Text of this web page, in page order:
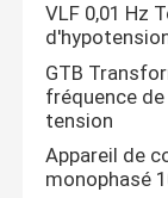
VLF 0,01 Hz
GTB
fréquence
tension
Appareil de
monophasé